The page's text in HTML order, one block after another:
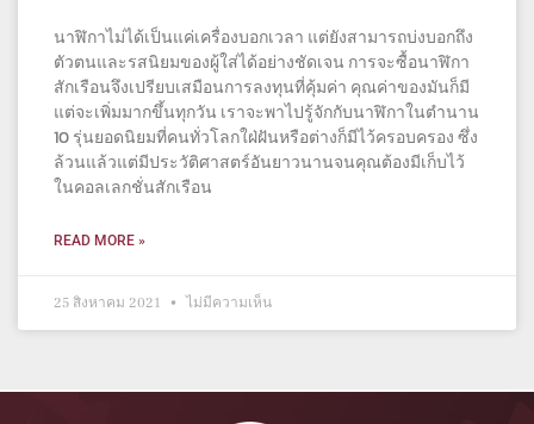
นาฬิกาไม่ได้เป็นแค่เครื่องบอกเวลา แต่ยังสามารถบ่งบอกถึง
ตัวตนและรสนิยมของผู้ใส่ได้อย่างชัดเจน การจะซื้อนาฬิกา
สักเรือนจึงเปรียบเสมือนการลงทุนที่คุ้มค่า คุณค่าของมันก็มี
แต่จะเพิ่มมากขึ้นทุกวัน เราจะพาไปรู้จักกับนาฬิกาในตำนาน
10 รุ่นยอดนิยมที่คนทั่วโลกใฝ่ฝันหรือต่างก็มีไว้ครอบครอง ซึ่ง
ล้วนแล้วแต่มีประวัติศาสตร์อันยาวนานจนคุณต้องมีเก็บไว้
ในคอลเลกชั่นสักเรือน
READ MORE »
25 สิงหาคม 2021 ไม่มีความเห็น